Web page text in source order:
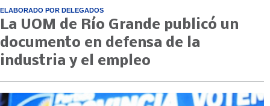
ELABORADO POR DELEGADOS
La UOM de Río Grande publicó un
documento en defensa de la
industria y el empleo